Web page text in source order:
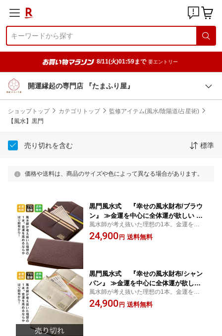
8/11(火)01:59まで 要エントリー
開運縁起の専門店 『たまふり屋』
ショップトップ カテゴリトップ
監修アイテム(風水/陰陽道/占星術)
【風水】黒門
売り切れを含む 標準
価格や送料は、商品のサイズや色によって異なる場合があります。
黒門風水式 『幸せの風水財布/ブラウ
ン』 ≫金運を中心に全体運が欲しい 運
気は財布から！黒門師が考える最強の開
運財布の力とは？
風水師が考え抜いた理想の1本。金運を高め
るなたやはり財布から！運気は財布から！
黒門師が考える最強の開運財布の力とは？
24,900 円 送料無料
黒門風水式 『幸せの風水財布/シャン
パン』 ≫金運を中心に全体運が欲しい
運気は財布から！黒門師が考える最強の
開運財布の力とは？
風水師が考え抜いた理想の1本。金運を高め
るなたやはり財布から！運気は財布から！
黒門師が考える最強の開運財布の力とは？
24,900 円 送料無料